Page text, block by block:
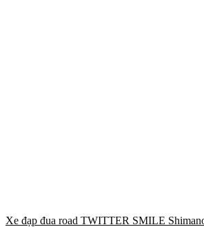
Xe đạp đua road TWITTER SMILE